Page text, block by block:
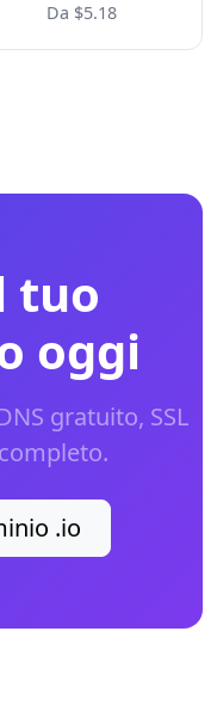
Da $5.18
tuo
oggi
gratuito, SSL
.io